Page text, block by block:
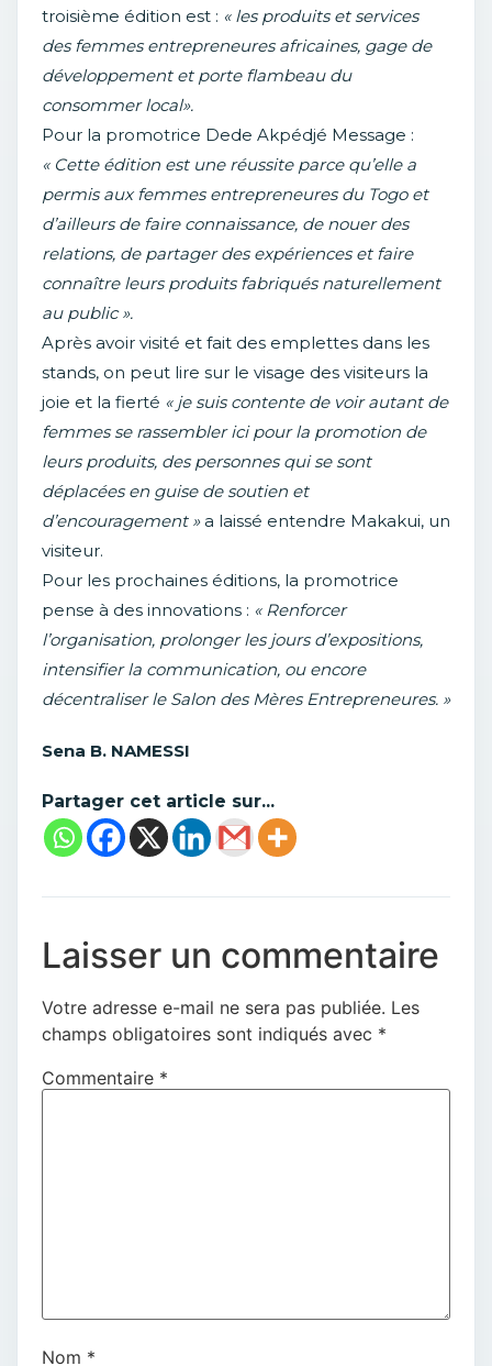
troisième édition est : « les produits et services
des femmes entrepreneures africaines, gage de
développement et porte flambeau du
consommer local».
Pour la promotrice Dede Akpédjé Message :
« Cette édition est une réussite parce qu’elle a
permis aux femmes entrepreneures du Togo et
d’ailleurs de faire connaissance, de nouer des
relations, de partager des expériences et faire
connaître leurs produits fabriqués naturellement
au public ».
Après avoir visité et fait des emplettes dans les
stands, on peut lire sur le visage des visiteurs la
joie et la fierté « je suis contente de voir autant de
femmes se rassembler ici pour la promotion de
leurs produits, des personnes qui se sont
déplacées en guise de soutien et
d’encouragement »a laissé entendre Makakui, un
visiteur.
Pour les prochaines éditions, la promotrice
pense à des innovations : « Renforcer
l’organisation, prolonger les jours d’expositions,
intensifier la communication, ou encore
décentraliser le Salon des Mères Entrepreneures. »
Sena B. NAMESSI
Partager cet article sur...
Laisser un commentaire
Votre adresse e-mail ne sera pas publiée. Les
champs obligatoires sont indiqués avec *
Commentaire *
Nom *